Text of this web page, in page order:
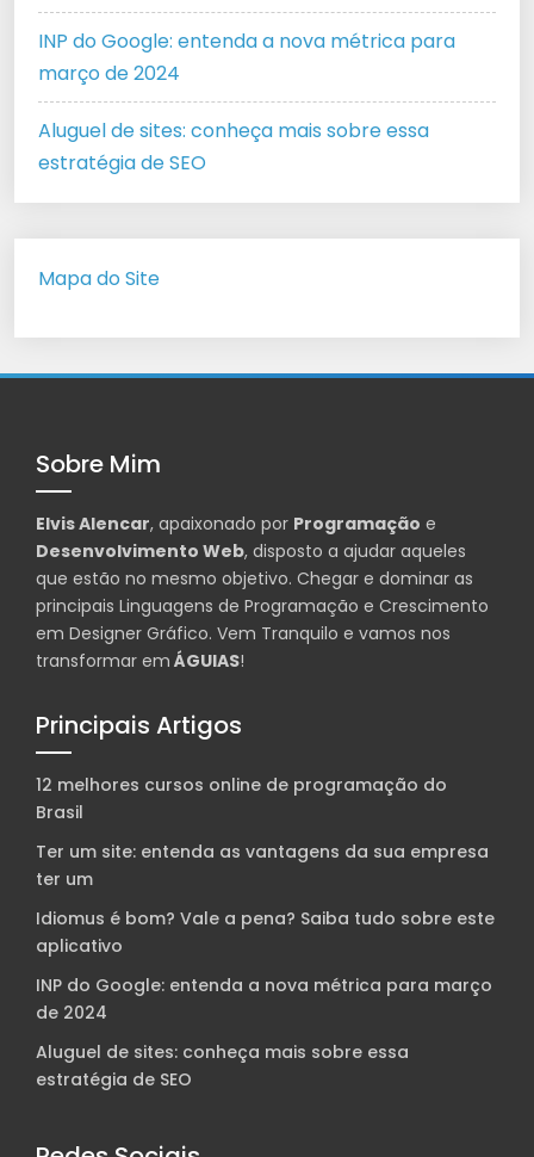
INP do Google: entenda a nova métrica para
março de 2024
Aluguel de sites: conheça mais sobre essa
estratégia de SEO
Mapa do Site
Sobre Mim
Elvis Alencar, apaixonado por Programação e
Desenvolvimento Web, disposto a ajudar aqueles
que estão no mesmo objetivo. Chegar e dominar as
principais Linguagens de Programação e Crescimento
em Designer Gráfico. Vem Tranquilo e vamos nos
transformar em ÁGUIAS!
Principais Artigos
12 melhores cursos online de programação do
Brasil
Ter um site: entenda as vantagens da sua empresa
ter um
Idiomus é bom? Vale a pena? Saiba tudo sobre este
aplicativo
INP do Google: entenda a nova métrica para março
de 2024
Aluguel de sites: conheça mais sobre essa
estratégia de SEO